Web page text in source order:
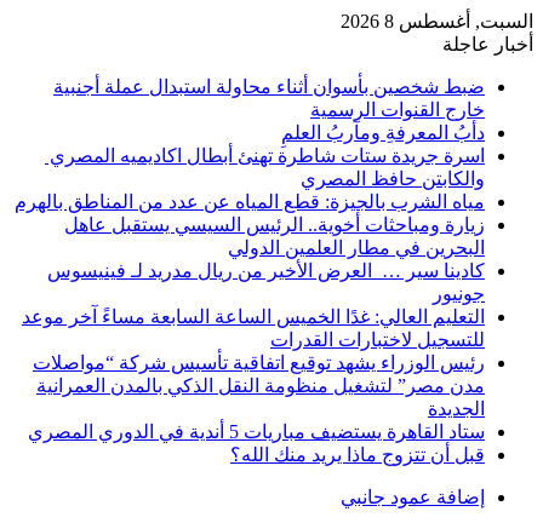
السبت, أغسطس 8 2026
أخبار عاجلة
ضبط شخصين بأسوان أثناء محاولة استبدال عملة أجنبية
خارج القنوات الرسمية
دأبُ المعرفةِ ومآربُ العلمِ
اسرة جريدة ستات شاطرة تهنئ أبطال اكاديميه المصري
والكابتن حافظ المصري
مياه الشرب بالجيزة: قطع المياه عن عدد من المناطق بالهرم
زيارة ومباحثات أخوية.. الرئيس السيسي يستقبل عاهل
البحرين في مطار العلمين الدولي
كادينا سير … العرض الأخير من ريال مدريد لـ فينيسوس
جونيور
التعليم العالي: غدًا الخميس الساعة السابعة مساءً آخر موعد
للتسجيل لاختبارات القدرات
رئيس الوزراء يشهد توقيع اتفاقية تأسيس شركة “مواصلات
مدن مصر” لتشغيل منظومة النقل الذكي بالمدن العمرانية
الجديدة
ستاد القاهرة يستضيف مباريات 5 أندية في الدوري المصري
قبل أن تتزوج ماذا يريد منك الله؟
إضافة عمود جانبي